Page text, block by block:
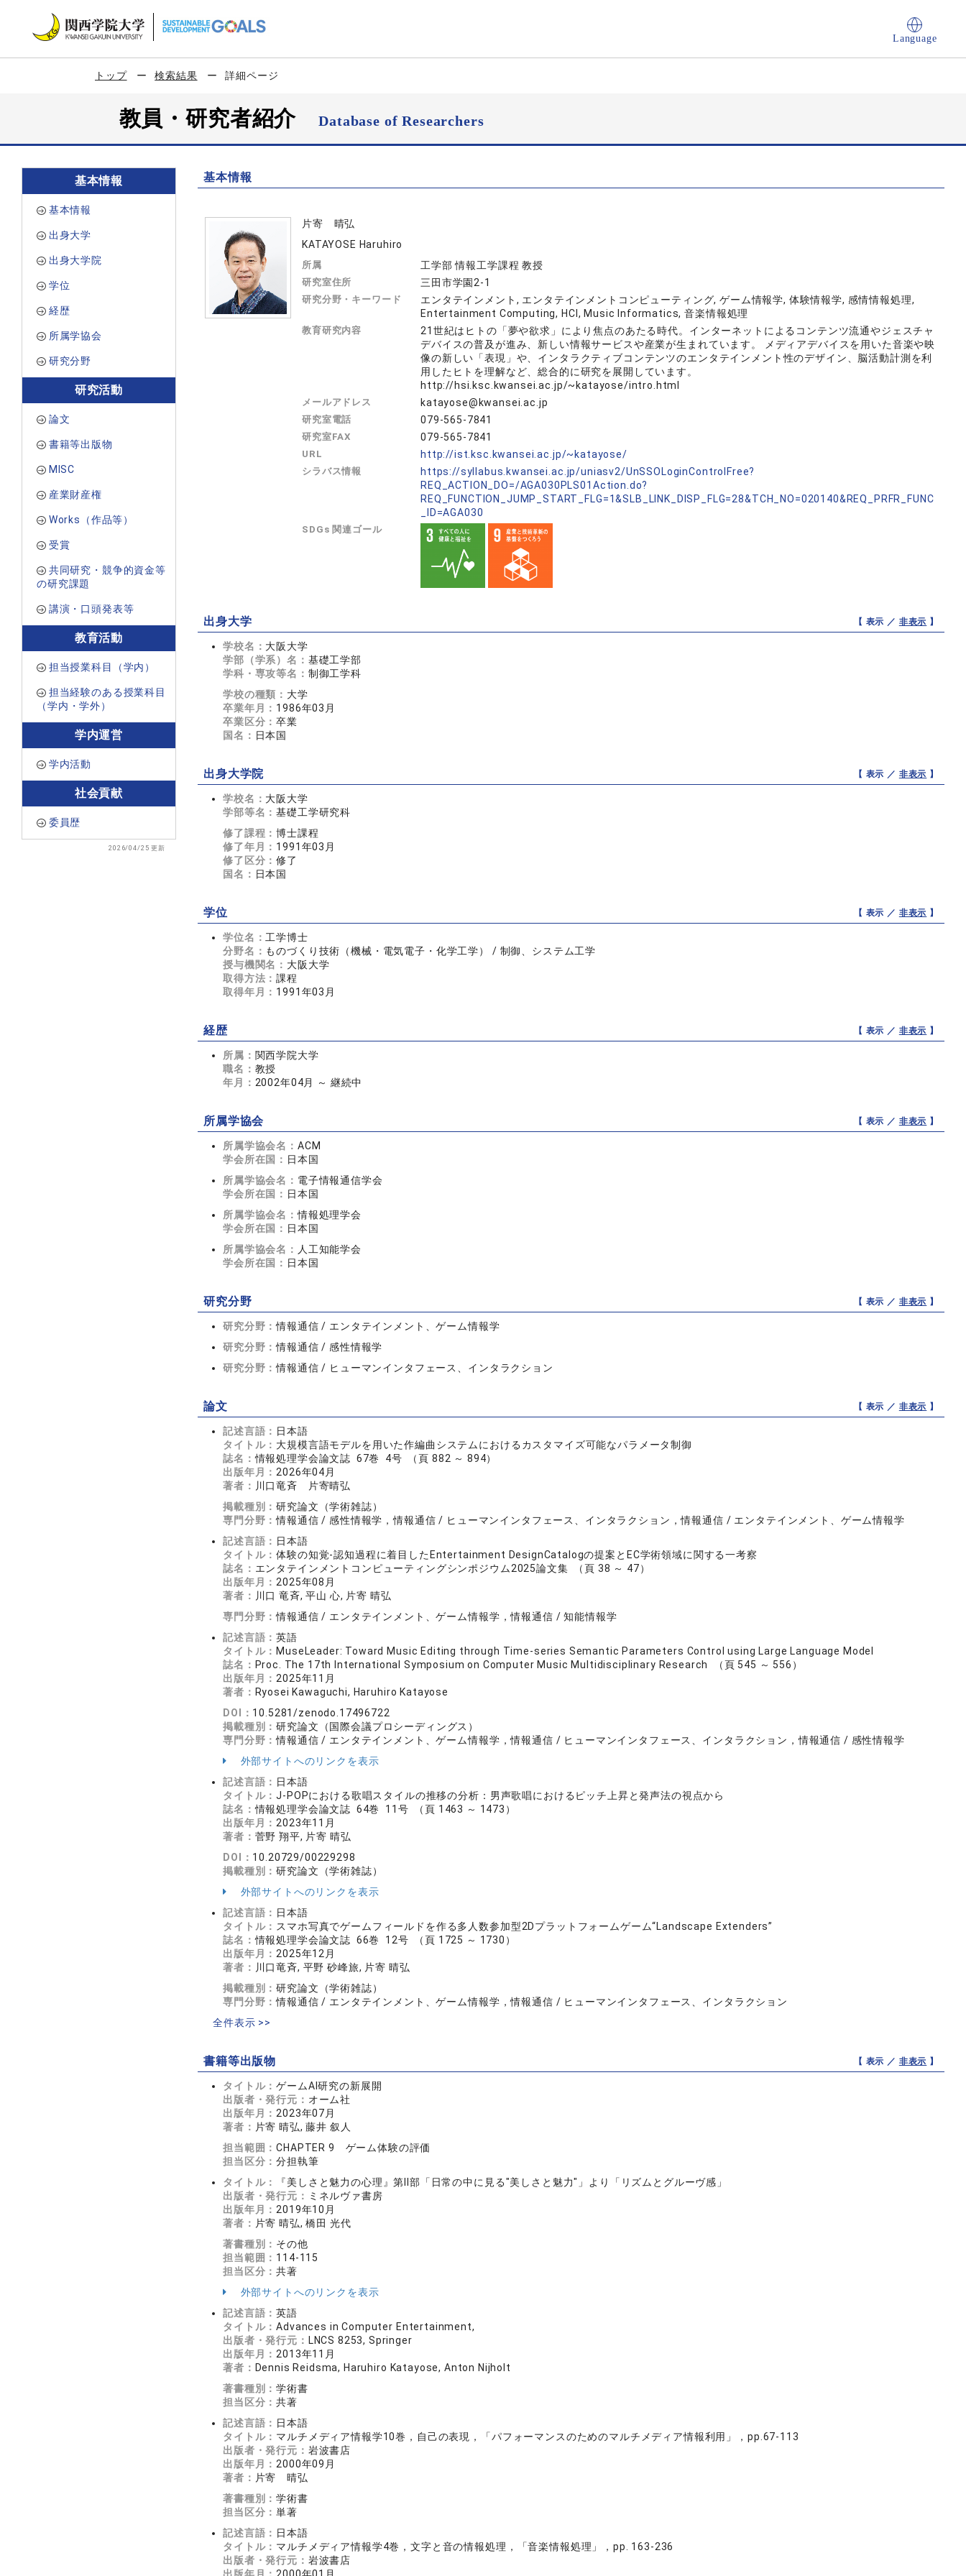
Language
トップ 検索結果 詳細ページ
教員・研究者紹介Database of Researchers
基本情報
基本情報
出身大学
出身大学院
学位
経歴
所属学協会
研究分野
研究活動
論文
書籍等出版物
MISC
産業財産権
Works（作品等）
受賞
共同研究・競争的資金等
の研究課題
講演・口頭発表等
教育活動
担当授業科目（学内）
担当経験のある授業科目
（学内・学外）
学内運営
学内活動
社会貢献
委員歴
2026/04/25 更新
基本情報
片寄 晴弘
KATAYOSE Haruhiro
所属 工学部 情報工学課程 教授
研究室住所 三田市学園2-1
研究分野・キーワード
エンタテインメント, エンタテインメントコンピューティング, ゲーム情報学, 体験情報学, 感情情報処理,
Entertainment Computing, HCI, Music Informatics, 音楽情報処理
教育研究内容
21世紀はヒトの「夢や欲求」により焦点のあたる時代。インターネットによるコンテンツ流通やジェスチャ
デバイスの普及が進み、新しい情報サービスや産業が生まれています。 メディアデバイスを用いた音楽や映
像の新しい「表現」や、インタラクティブコンテンツのエンタテインメント性のデザイン、脳活動計測を利
用したヒトを理解など、総合的に研究を展開しています。
http://hsi.ksc.kwansei.ac.jp/~katayose/intro.html
メールアドレス katayose@kwansei.ac.jp
研究室電話 079-565-7841
研究室FAX 079-565-7841
URL http://ist.ksc.kwansei.ac.jp/~katayose/
シラバス情報
https://syllabus.kwansei.ac.jp/uniasv2/UnSSOLoginControlFree?
REQ_ACTION_DO=/AGA030PLS01Action.do?
REQ_FUNCTION_JUMP_START_FLG=1&SLB_LINK_DISP_FLG=28&TCH_NO=020140&REQ_PRFR_FUNC
_ID=AGA030
SDGs 関連ゴール
出身大学 【 表示 ／ 非表示 】
学校名： 大阪大学
学部（学系）名： 基礎工学部
学科・専攻等名： 制御工学科
学校の種類： 大学
卒業年月： 1986年03月
卒業区分：卒業
国名： 日本国
出身大学院 【 表示 ／ 非表示 】
学校名： 大阪大学
学部等名：基礎工学研究科
修了課程：博士課程
修了年月： 1991年03月
修了区分：修了
国名： 日本国
学位 【 表示 ／ 非表示 】
学位名： 工学博士
分野名： ものづくり技術（機械・電気電子・化学工学） / 制御、システム工学
授与機関名： 大阪大学
取得方法：課程
取得年月： 1991年03月
経歴 【 表示 ／ 非表示 】
所属： 関西学院大学
職名： 教授
年月： 2002年04月 ～ 継続中
所属学協会 【 表示 ／ 非表示 】
所属学協会名： ACM
学会所在国： 日本国
所属学協会名： 電子情報通信学会
学会所在国： 日本国
所属学協会名：情報処理学会
学会所在国： 日本国
所属学協会名： 人工知能学会
学会所在国： 日本国
研究分野 【 表示 ／ 非表示 】
研究分野：情報通信 / エンタテインメント、ゲーム情報学
研究分野：情報通信 / 感性情報学
研究分野：情報通信 / ヒューマンインタフェース、インタラクション
論文 【 表示 ／ 非表示 】
記述言語： 日本語
タイトル： 大規模言語モデルを用いた作編曲システムにおけるカスタマイズ可能なパラメータ制御
誌名：情報処理学会論文誌 67巻 4号 （頁 882 ～ 894）
出版年月： 2026年04月
著者： 川口竜斉 片寄晴弘
掲載種別：研究論文（学術雑誌）
専門分野：情報通信 / 感性情報学，情報通信 / ヒューマンインタフェース、インタラクション，情報通信 / エンタテインメント、ゲーム情報学
記述言語： 日本語
タイトル：体験の知覚-認知過程に着目したEntertainment DesignCatalogの提案とEC学術領域に関する一考察
誌名： エンタテインメントコンピューティングシンポジウム2025論文集 （頁 38 ～ 47）
出版年月： 2025年08月
著者： 川口 竜斉, 平山 心, 片寄 晴弘
専門分野：情報通信 / エンタテインメント、ゲーム情報学，情報通信 / 知能情報学
記述言語：英語
タイトル： MuseLeader: Toward Music Editing through Time-series Semantic Parameters Control using Large Language Model
誌名： Proc. The 17th International Symposium on Computer Music Multidisciplinary Research （頁 545 ～ 556）
出版年月： 2025年11月
著者： Ryosei Kawaguchi, Haruhiro Katayose
DOI： 10.5281/zenodo.17496722
掲載種別：研究論文（国際会議プロシーディングス）
専門分野：情報通信 / エンタテインメント、ゲーム情報学，情報通信 / ヒューマンインタフェース、インタラクション，情報通信 / 感性情報学
外部サイトへのリンクを表示
記述言語： 日本語
タイトル：J-POPにおける歌唱スタイルの推移の分析：男声歌唱におけるピッチ上昇と発声法の視点から
誌名：情報処理学会論文誌 64巻 11号 （頁 1463 ～ 1473）
出版年月： 2023年11月
著者： 菅野 翔平, 片寄 晴弘
DOI： 10.20729/00229298
掲載種別：研究論文（学術雑誌）
外部サイトへのリンクを表示
記述言語： 日本語
タイトル： スマホ写真でゲームフィールドを作る多人数参加型2Dプラットフォームゲーム“Landscape Extenders”
誌名：情報処理学会論文誌 66巻 12号 （頁 1725 ～ 1730）
出版年月： 2025年12月
著者： 川口竜斉, 平野 砂峰旅, 片寄 晴弘
掲載種別：研究論文（学術雑誌）
専門分野：情報通信 / エンタテインメント、ゲーム情報学，情報通信 / ヒューマンインタフェース、インタラクション
全件表示 >>
書籍等出版物 【 表示 ／ 非表示 】
タイトル：ゲームAI研究の新展開
出版者・発行元： オーム社
出版年月： 2023年07月
著者： 片寄 晴弘, 藤井 叙人
担当範囲：CHAPTER 9 ゲーム体験の評価
担当区分：分担執筆
タイトル：
『美しさと魅力の心理』第II部「日常の中に見る"美しさと魅力"」より「リズムとグルーヴ感」
出版者・発行元： ミネルヴァ書房
出版年月： 2019年10月
著者： 片寄 晴弘, 橋田 光代
著書種別： その他
担当範囲： 114-115
担当区分：共著
外部サイトへのリンクを表示
記述言語：英語
タイトル：Advances in Computer Entertainment,
出版者・発行元： LNCS 8253, Springer
出版年月： 2013年11月
著者： Dennis Reidsma, Haruhiro Katayose, Anton Nijholt
著書種別：学術書
担当区分：共著
記述言語： 日本語
タイトル： マルチメディア情報学10巻，自己の表現，「パフォーマンスのためのマルチメディア情報利用」，pp.67-113
出版者・発行元： 岩波書店
出版年月： 2000年09月
著者： 片寄 晴弘
著書種別：学術書
担当区分：単著
記述言語： 日本語
タイトル： マルチメディア情報学4巻，文字と音の情報処理，「音楽情報処理」，pp. 163-236
出版者・発行元： 岩波書店